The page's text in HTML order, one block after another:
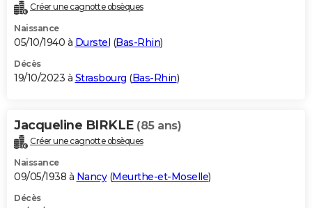
Créer une cagnotte obsèques
Naissance
05/10/1940 à Durstel (Bas-Rhin)
Décès
19/10/2023 à Strasbourg (Bas-Rhin)
Jacqueline BIRKLE (85 ans)
Créer une cagnotte obsèques
Naissance
09/05/1938 à Nancy(Meurthe-et-Moselle)
Décès